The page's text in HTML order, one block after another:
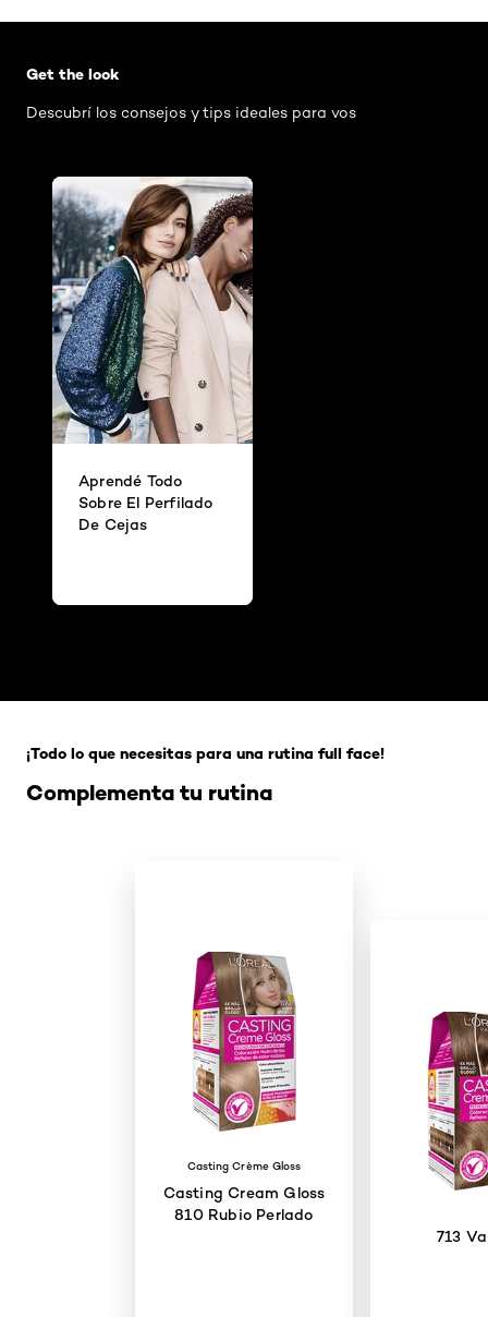
Get the look
Descubrí los consejos y tips ideales para vos
Aprendé Todo
Sobre El Perfilado
De Cejas
Complementa tu rutina
¡Todo lo que necesitas para una rutina full face!
Casting Crème Gloss
Casting Cream Gloss
810 Rubio Perlado
713